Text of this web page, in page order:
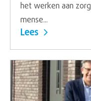
het werken aan
mense...
Lees